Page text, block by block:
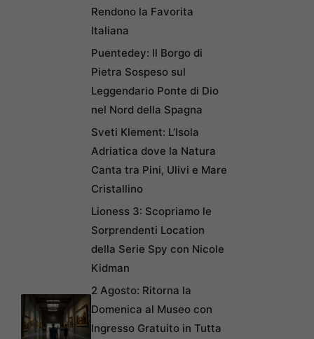
Rendono la Favorita
Italiana
Puentedey: Il Borgo di
Pietra Sospeso sul
Leggendario Ponte di Dio
nel Nord della Spagna
Sveti Klement: L’Isola
Adriatica dove la Natura
Canta tra Pini, Ulivi e Mare
Cristallino
Lioness 3: Scopriamo le
Sorprendenti Location
della Serie Spy con Nicole
Kidman
2 Agosto: Ritorna la
Domenica al Museo con
Ingresso Gratuito in Tutta